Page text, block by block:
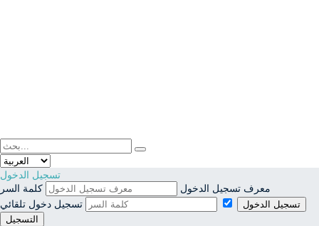
فضاء الجمعيات
النفاذ إلى المعلومة
تسجيل الدخول
معرف تسجيل الدخول
كلمة السر
تسجيل دخول تلقائي
تسجيل الدخول
التسجيل